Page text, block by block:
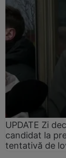
UPDATE Zi
candidat la
tentativă de